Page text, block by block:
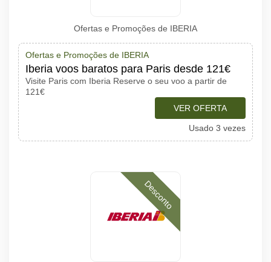
Ofertas e Promoções de IBERIA
Ofertas e Promoções de IBERIA
Iberia voos baratos para Paris desde 121€
Visite Paris com Iberia Reserve o seu voo a partir de
121€
VER OFERTA
Usado 3 vezes
Desconto